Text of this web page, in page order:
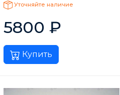
Уточняйте наличие
5800 ₽
Купить